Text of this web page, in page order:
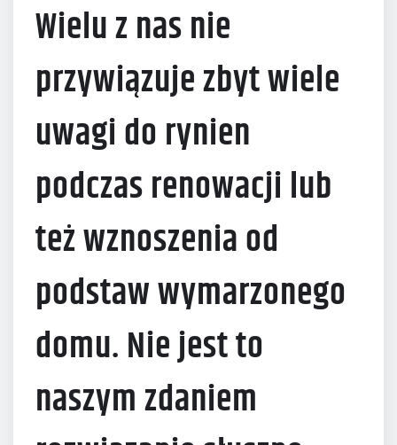
Wielu z nas nie
przywiązuje zbyt wiele
uwagi do rynien
podczas renowacji lub
też wznoszenia od
podstaw wymarzonego
domu. Nie jest to
naszym zdaniem